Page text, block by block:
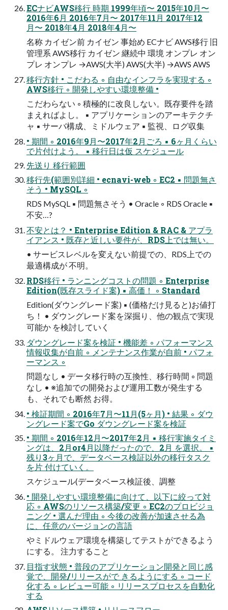
ECナビAWS移行 時期 1999年頃〜 2015年10月〜
2016年6月 2016年7月〜 2017年11月 2017年12
月〜 2018年4月 2018年4月〜
名称 カイゼン前 カイゼン 事始め ECナビ AWS移行 旧
管理系 AWS移行 カイゼン 継続中 環境 オンプレ オン
プレ オンプレ →AWS(大半) AWS(大半) →AWS AWS
移行方針 • こだわる ◦ 自由なインフラを実現する ◦
AWS移行 ◦ 開発しやすい環境整備 •
こだわらない ◦ 積極的に改良しない。既存要件を踏
まえればよし。 ▪ アプリケーションのアーキテクチ
ャ ▪ サーバ構成、ミドルウェア ▪ 監視、ログ収集
• 期間 ◦ 2016年9月〜2017年2月ごろ ▪ 6ヶ月くらい
で片付けよう。 ▪ 移行日は仮 スケジュール
先送り 移行範囲
移行先(範囲別詳細 • ecnavi-web ◦ EC2 ▪ 問題無さ
そう • MySQL ◦
RDS MySQL ▪ 問題無さそう • Oracle ◦ RDS Oracle ▪
不安…?
不安とは？ • Enterprise Edition & RAC & アプラ
イアンス • 既存と近しい要件が、RDS上では無い。
• サービスレベルを変えない前提での、RDS上での
最適構成が 不明。
RDS移行 • ランニングコストの問題 ◦ Enterprise
Edition(既存スライド案) ▪ 高価！ ◦ Standard
Edition(ダウングレード案) ▪ (価格だけ見ると)お値打
ち！ • ダウングレード案を深掘り、他の観点で実現
可能か を検討していく
ダウングレード案を検証 • 機能差 ◦ パフォーマンス
情報収集が自前 ◦ メンテナンス作業が自前 • パフォ
ーマンス ◦
問題なし • データ移行時の互換性、移行時間 ◦ 問題
なし • ※追加での開発および運用工数が発生する
も、それでも断然 お得。
• 検証期間 ◦ 2016年7月〜11月(5ヶ月) • 結果 ◦ ダウ
ングレード案でGo ダウングレード案を検証
• 期間 ◦ 2016年12月〜2017年2月 ▪ 移行実施タイミ
ングは、2月or4月以降だったので、2月 を選択。 ▪
残り3ヶ月で、データベース検証以外の移行タスク
を片 付けていく。
スケジュール(データベース検証後、調整
• 開発しやすい環境整備に向けて、以下に絞って対
応 ◦ AWSのリソース構築/変更 ◦ EC2のプロビジョ
ニング • 選んだ理由 ◦ 今後の改善が加速させる為
に、任意のバージョンの言語
やミドルウェア環境を構築してテストができるよう
にする。 注力すること
目指す状態 • 普段のアプリケーション開発と同じ感
覚で、開発/リリースがで きるようにする ◦ コード
化する ◦ レビュー可能 ◦ リリースプロセスを自動化
する